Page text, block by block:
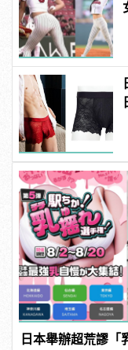
日本舉辦超荒謬「